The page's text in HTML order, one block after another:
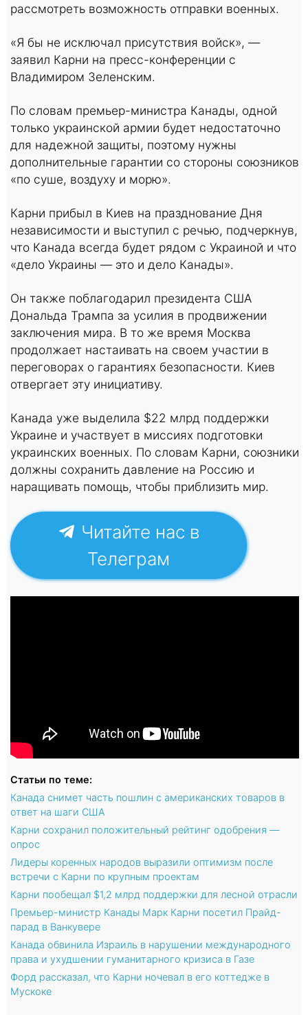
рассмотреть возможность отправки военных.
«Я бы не исключал присутствия войск», —
заявил Карни на пресс-конференции с
Владимиром Зеленским.
По словам премьер-министра Канады, одной
только украинской армии будет недостаточно
для надежной защиты, поэтому нужны
дополнительные гарантии со стороны союзников
«по суше, воздуху и морю».
Карни прибыл в Киев на празднование Дня
независимости и выступил с речью, подчеркнув,
что Канада всегда будет рядом с Украиной и что
«дело Украины — это и дело Канады».
Он также поблагодарил президента США
Дональда Трампа за усилия в продвижении
заключения мира. В то же время Москва
продолжает настаивать на своем участии в
переговорах о гарантиях безопасности. Киев
отвергает эту инициативу.
Канада уже выделила $22 млрд поддержки
Украине и участвует в миссиях подготовки
украинских военных. По словам Карни, союзники
должны сохранить давление на Россию и
наращивать помощь, чтобы приблизить мир.
Читайте нас в
Телеграм
Статьи по теме:
Канада снимет часть пошлин с американских товаров в
ответ на шаги США
Карни сохранил положительный рейтинг одобрения —
опрос
Лидеры коренных народов выразили оптимизм после
встречи с Карни по крупным проектам
Карни пообещал $1,2 млрд поддержки для лесной отрасли
Премьер-министр Канады Марк Карни посетил Прайд-
парад в Ванкувере
Канада обвинила Израиль в нарушении международного
права и ухудшении гуманитарного кризиса в Газе
Форд рассказал, что Карни ночевал в его коттедже в
Мускоке